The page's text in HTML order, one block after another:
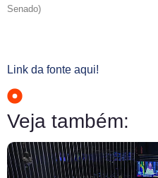
Senado)
Link da fonte aqui!
Veja também: